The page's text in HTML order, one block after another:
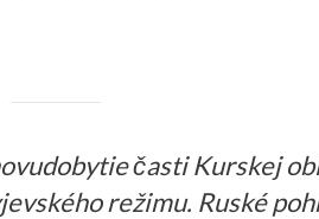
časti Kurskej
režimu. Ruské